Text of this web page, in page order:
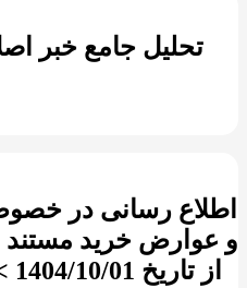
تحلیل جامع خبر
اطلاع رسانی در
و عوارض خرید